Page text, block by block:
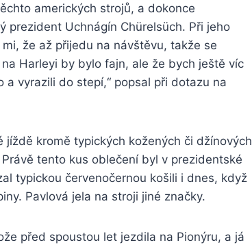
amerických strojů, a dokonce
prezident Uchnágín Chürelsüch. Při jeho
že až přijedu na návštěvu, takže se
Harleyi by bylo fajn, ale že bych ještě víc
vyrazili do stepí,“ popsal při dotazu na
kromě typických kožených či džínových
tento kus oblečení byl v prezidentské
typickou červenočernou košili i dnes, když
Pavlová jela na stroji jiné značky.
před spoustou let jezdila na Pionýru, a já